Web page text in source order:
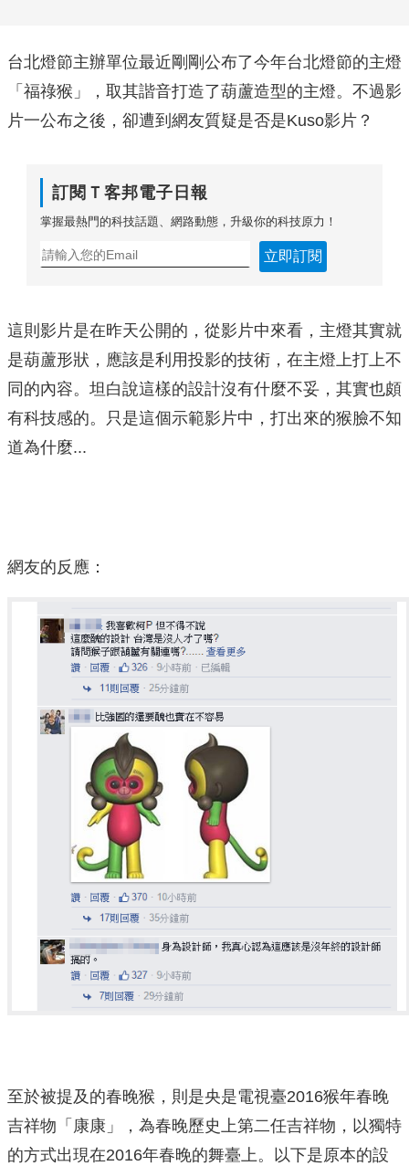
台北燈節主辦單位最近剛剛公布了今年台北燈節的主燈
「福祿猴」，取其諧音打造了葫蘆造型的主燈。不過影
片一公布之後，卻遭到網友質疑是否是Kuso影片？
訂閱Ｔ客邦電子日報
掌握最熱門的科技話題、網路動態，升級你的科技原力！
立即訂閱
這則影片是在昨天公開的，從影片中來看，主燈其實就
是葫蘆形狀，應該是利用投影的技術，在主燈上打上不
同的內容。坦白說這樣的設計沒有什麼不妥，其實也頗
有科技感的。只是這個示範影片中，打出來的猴臉不知
道為什麼...
網友的反應：
至於被提及的春晚猴，則是央是電視臺2016猴年春晚
吉祥物「康康」，為春晚歷史上第二任吉祥物，以獨特
的方式出現在2016年春晚的舞臺上。以下是原本的設